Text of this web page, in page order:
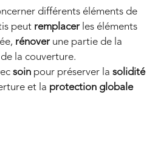
différents éléments de
peut remplacerles éléments
rénoverune partie de la
la couverture.
soin pour préserver lasolidité
et la protection globale